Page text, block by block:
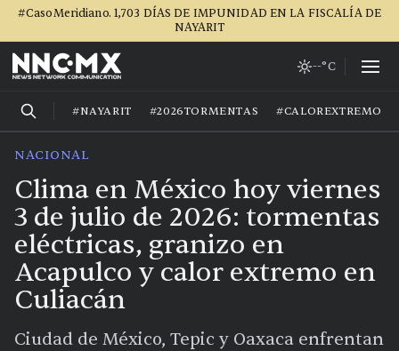
#CasoMeridiano. 1,703 DÍAS DE IMPUNIDAD EN LA FISCALÍA DE
NAYARIT
--°C
#NAYARIT #2026TORMENTAS #CALOREXTREMO
NACIONAL
Clima en México hoy viernes
3 de julio de 2026: tormentas
eléctricas, granizo en
Acapulco y calor extremo en
Culiacán
Ciudad de México, Tepic y Oaxaca enfrentan